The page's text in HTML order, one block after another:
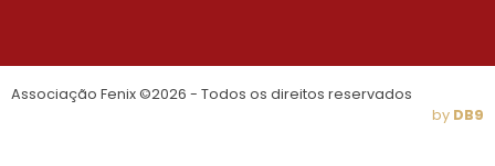
Associação Fenix ©2026 - Todos os direitos reservados
by DB9